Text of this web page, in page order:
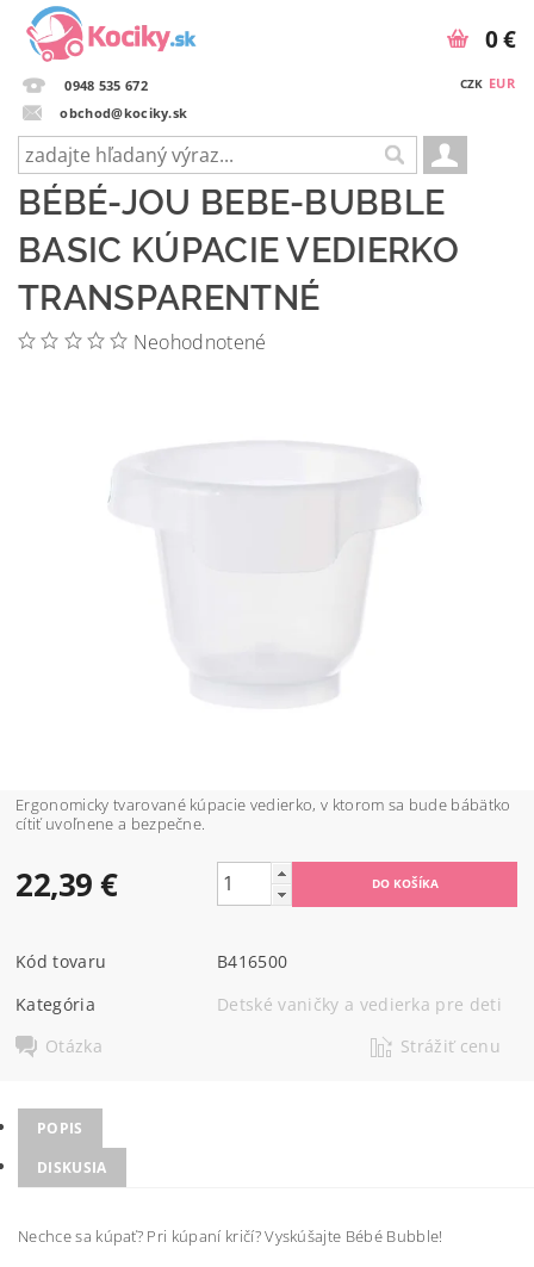
0948 535 672
obchod@kociky.sk
CZK EUR
0 €
BÉBÉ-JOU BEBE-BUBBLE
BASIC KÚPACIE VEDIERKO
TRANSPARENTNÉ
Neohodnotené
Ergonomicky tvarované kúpacie vedierko, v ktorom sa bude bábätko
cítiť uvoľnene a bezpečne.
22,39 €
Kód tovaru
B416500
Kategória
Detské vaničky a vedierka pre deti
Otázka
Strážiť cenu
POPIS
DISKUSIA
Nechce sa kúpať? Pri kúpaní kričí? Vyskúšajte Bébé Bubble!